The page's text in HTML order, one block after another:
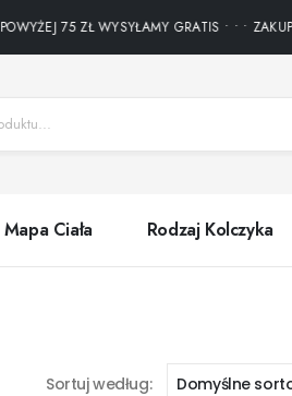
75 ZŁ WYSYŁAMY GRATIS • • •
Mapa Ciała Rodzaj Kolczyka
Sortuj według: